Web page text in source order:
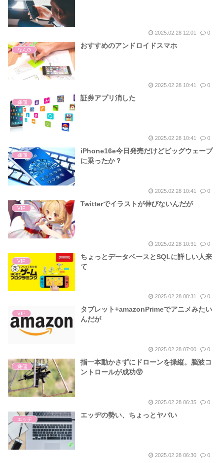
2025.02.28 12:01 0
なんG
おすすめのアンドロイドスマホ
2025.02.28 10:41 0
嫌儲
証券アプリ消した
2025.02.28 10:41 0
嫌儲
iPhone16e今日発売だけどビッグウェーブ
に乗ったか？
2025.02.28 10:41 0
VIP
Twitterでイラストが伸びないんだが
2025.02.28 10:31 0
VIP
ちょっとデータベースとSQLに詳しい人来
て
2025.02.28 08:31 0
VIP
タブレット+amazonPrimeでアニメみたい
んだが
2025.02.28 07:00 0
嫌儲
指一本動かさずにドローンを操縦。脳波コ
ントロールが成功😲
2025.02.28 06:35 0
エッヂ
エッヂの勢い、ちょっとヤバい
2025.02.28 06:30 0